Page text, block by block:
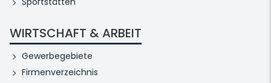
WIRTSCHAFT & ARBEIT
Gewerbegebiete
Firmenverzeichnis